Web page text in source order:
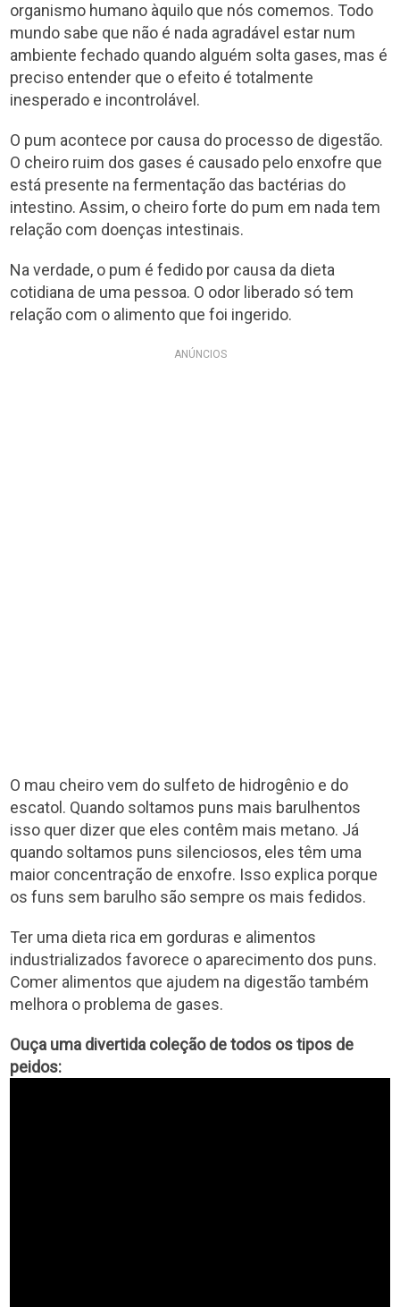
organismo humano àquilo que nós comemos. Todo
mundo sabe que não é nada agradável estar num
ambiente fechado quando alguém solta gases, mas é
preciso entender que o efeito é totalmente
inesperado e incontrolável.
O pum acontece por causa do processo de digestão.
O cheiro ruim dos gases é causado pelo enxofre que
está presente na fermentação das bactérias do
intestino. Assim, o cheiro forte do pum em nada tem
relação com doenças intestinais.
Na verdade, o pum é fedido por causa da dieta
cotidiana de uma pessoa. O odor liberado só tem
relação com o alimento que foi ingerido.
ANÚNCIOS
O mau cheiro vem do sulfeto de hidrogênio e do
escatol. Quando soltamos puns mais barulhentos
isso quer dizer que eles contêm mais metano. Já
quando soltamos puns silenciosos, eles têm uma
maior concentração de enxofre. Isso explica porque
os funs sem barulho são sempre os mais fedidos.
Ter uma dieta rica em gorduras e alimentos
industrializados favorece o aparecimento dos puns.
Comer alimentos que ajudem na digestão também
melhora o problema de gases.
Ouça uma divertida coleção de todos os tipos de
peidos: